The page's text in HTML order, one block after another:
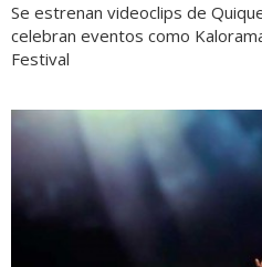
Se estrenan videoclips de
celebran eventos como
Festival